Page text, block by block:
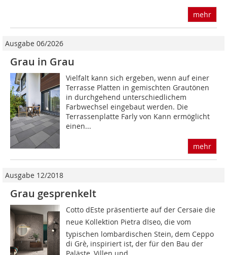
mehr
Ausgabe 06/2026
Grau in Grau
Vielfalt kann sich ergeben, wenn auf einer
Terrasse Platten in gemischten Grautönen
in durchgehend unterschiedlichem
Farbwechsel eingebaut werden. Die
Terrassenplatte Farly von Kann ermöglicht
einen...
mehr
Ausgabe 12/2018
Grau gesprenkelt
Cotto dEste präsentierte auf der Cersaie die
neue Kollektion Pietra dIseo, die vom
typischen lombardischen Stein, dem Ceppo
di Grè, inspiriert ist, der für den Bau der